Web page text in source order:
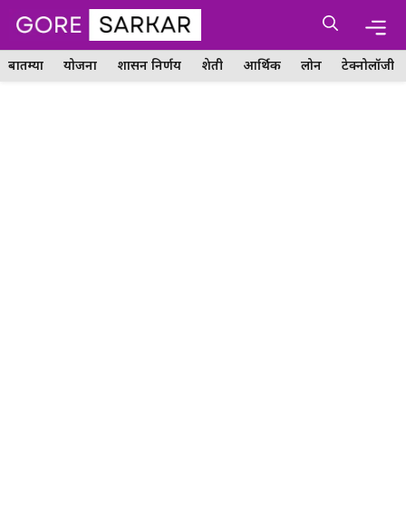
Skip
content
बातम्या योजना शासन निर्णय शेती आर्थिक लोन टेक्नोलॉजी